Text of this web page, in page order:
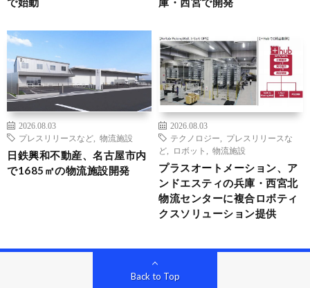
2026.08.03
プレスリリースなど
物流施設
日鉄興和不動産、名古屋市内
で1685㎡の物流施設開発
2026.08.03
テクノロジー
プレスリリースな
ど
ロボット 物流施設
プラスオートメーション、ア
ンドエスティの兵庫・西宮北
物流センターに複合ロボティ
クスソリューション提供
Back to Top